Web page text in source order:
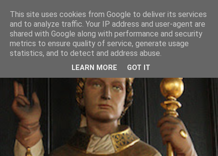
This site uses cookies from Google to deliver its services
and to analyze traffic. Your IP address and user-agent are
shared with Google along with performance and security
metrics to ensure quality of service, generate usage
statistics, and to detect and address abuse.
LEARN MORE GOT IT